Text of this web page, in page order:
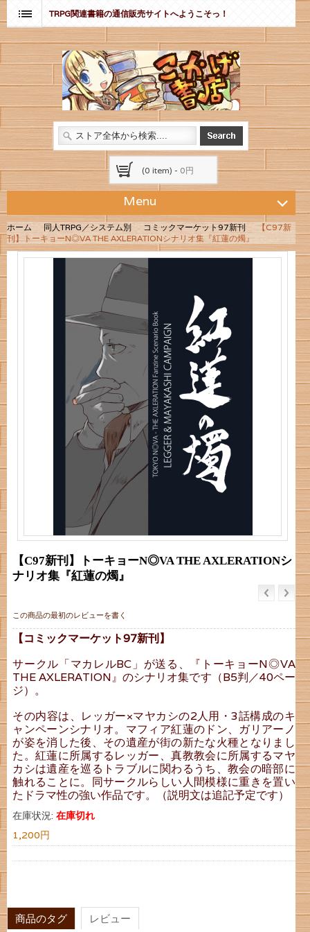
TRPG関連書籍の通信販売サイトへようこそっ！
(0 item) - 0円
Menu
ホーム 同人TRPG／システム別 コミックマーケット97新刊
【C97新
刊】トーキョーN◎VA THE AXLERATIONシナリオ集『紅蓮の燭』
【C97新刊】トーキョーN◎VA THE AXLERATIONシ
ナリオ集『紅蓮の燭』
この商品の最初のレビューを書く
【コミックマーケット97新刊】
サークル「マカレルBC」が送る、『トーキョーN◎VA
THE AXLERATION』のシナリオ集です（B5判／40ペー
ジ）。
その内容は、レッガー×マヤカシの2人用・3話構成のキ
ャンペーンシナリオ。マフィア紅蓮のドン、ガリアーノ
が姿を消した後、その遺産が街の新たな火種となりまし
た。紅蓮に所属するレッガー、真教教会に所属するマヤ
カシは遺産を巡るトラブルに関わるうち、教会の暗部に
触れることに。同サークルらしい人間模様に重きを置い
たドラマ性の強い作品です。（説明文は追記予定です）
在庫状況:在庫切れ
1,200円
商品のタグ レビュー